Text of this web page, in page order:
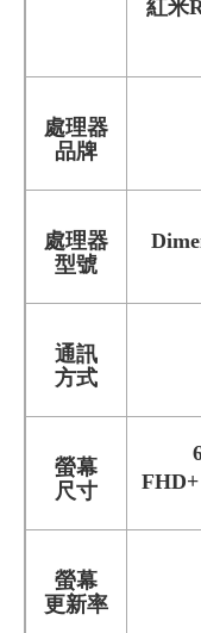
紅米
處理器
品牌
處理器
型號
通訊
方式
螢幕
尺寸
螢幕
更新率